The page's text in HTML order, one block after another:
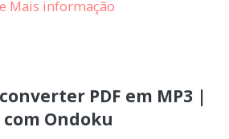
Mais informação
PDF em MP3 |
Ondoku